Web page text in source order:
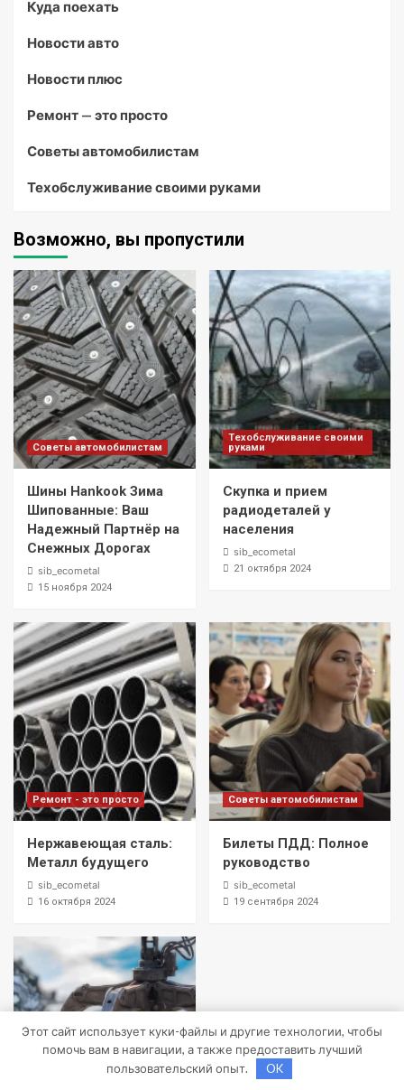
Куда поехать
Новости авто
Новости плюс
Ремонт — это просто
Советы автомобилистам
Техобслуживание своими руками
Возможно, вы пропустили
Советы автомобилистам
Шины Hankook Зима
Шипованные: Ваш
Надежный Партнёр на
Снежных Дорогах
sib_ecometal
15 ноября 2024
Техобслуживание своими
руками
Скупка и прием
радиодеталей у
населения
sib_ecometal
21 октября 2024
Ремонт - это просто
Нержавеющая сталь:
Металл будущего
sib_ecometal
16 октября 2024
Советы автомобилистам
Билеты ПДД: Полное
руководство
sib_ecometal
19 сентября 2024
Этот сайт использует куки-файлы и другие технологии, чтобы
помочь вам в навигации, а также предоставить лучший
пользовательский опыт.
OK